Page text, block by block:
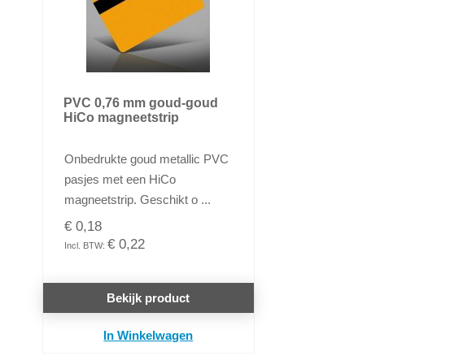
PVC 0,76 mm goud-goud
HiCo magneetstrip
Onbedrukte goud metallic PVC
pasjes met een HiCo
magneetstrip. Geschikt o ...
€ 0,18
€ 0,22
Bekijk product
In Winkelwagen